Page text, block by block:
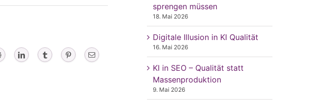
Reddit LinkedIn Tumblr PinterestEmail
sprengen müssen
18. Mai 2026
Digitale Illusion in KI Qualität
16. Mai 2026
KI in SEO – Qualität statt
Massenproduktion
9. Mai 2026